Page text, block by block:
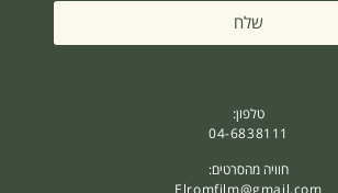
חוויה מהסרטים:
Elromfilm@gmail.com
טלפון:
04-6838111
שלח